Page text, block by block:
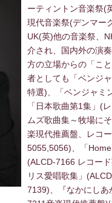
ーティントン音楽祭(
現代音楽祭(デンマー
UK(英)他の音楽祭、
介され、国内外の演
方の立場からの「こ
者としても「ベンジ
特選)、「ベンジャミ
「日本歌曲第1集」(
ムズ歌曲集～牧場に
楽現代推薦盤、レコ
5055,5056)、「
(ALCD-7166 レコー
リス愛唱歌集」
7139)、『なかにしあ